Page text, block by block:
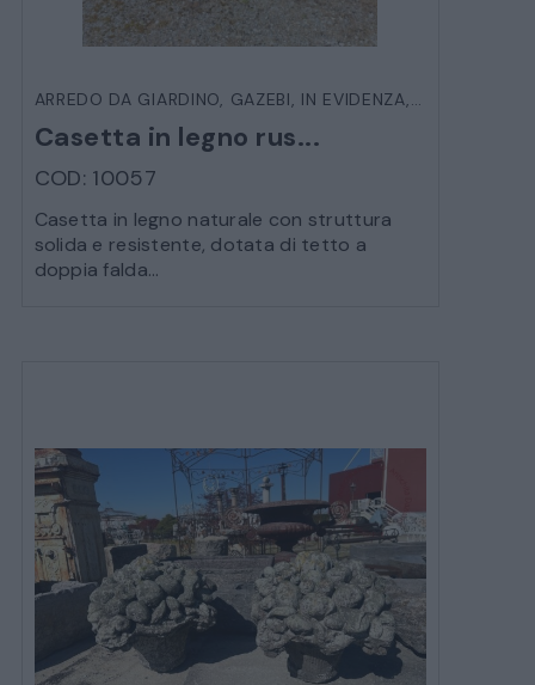
STRUMENTI MUSICALI
ARREDO DA GIARDINO, GAZEBI, IN EVIDENZA, VARIE DA
Casetta in legno rus...
COD: 10057
Casetta in legno naturale con struttura
solida e resistente, dotata di tetto a
doppia falda...